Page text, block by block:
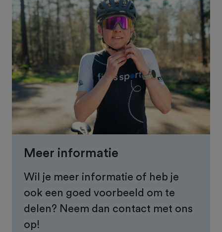
Meer informatie
Wil je meer informatie of heb je
ook een goed voorbeeld om te
delen? Neem dan contact met ons
op!